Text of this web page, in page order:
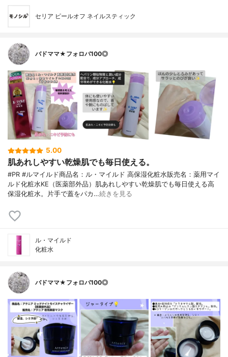
セリア ピールオフ ネイルスティック
バドママ★フォロバ100◎
5.00
肌あれしやすい乾燥肌でも毎日使える。
#PR #ルマイルド商品名：ル・マイルド 高保湿化粧水販売名：薬用マイ
ルド化粧水KE（医薬部外品）肌あれしやすい乾燥肌でも毎日使える高
保湿化粧水。片手で蓋をパカ…続きを見る
ル・マイルド
化粧水
バドママ★フォロバ100◎